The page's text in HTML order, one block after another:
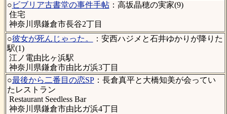
○ ビブリア古書堂の事件手帖：高坂晶穂の実家(9)
住宅
神奈川県鎌倉市長谷2丁目
○彼女が死んじゃった。
：安西ハジメと石井ゆかりが降りた
駅(1)
江ノ電由比ヶ浜駅
神奈川県鎌倉市由比ガ浜3丁目
○最後から二番目の恋SP：長倉真平と大橋知美が会ってい
たレストラン
Restaurant Seedless Bar
神奈川県鎌倉市由比ガ浜4丁目